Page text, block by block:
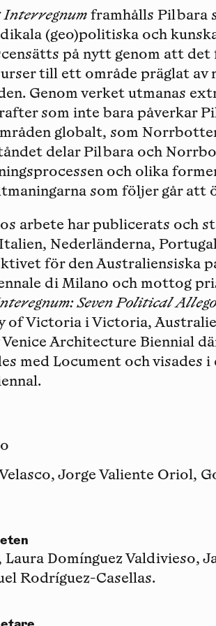
framhålls Pilbara
(geo)politiska och
på nytt genom att
till ett område präglat av
Genom verket utmanas
som inte bara påverkar
globalt, som
delar Pilbara och
och olika
som följer går att
s arbete har publicerats och
Nederländerna,
för den Australiensiska
di Milano och mottog
Seven Political
of Victoria i Victoria,
Venice Architecture Biennial
med Locument och visades i
Jorge Valiente Oriol,
Domínguez Valdivieso,
Rodríguez-Casellas.